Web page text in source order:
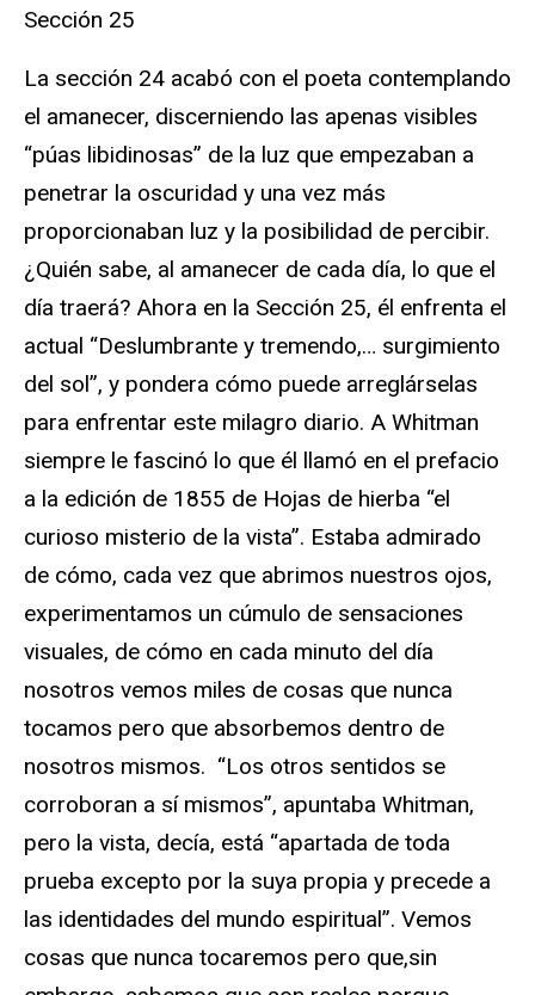
Sección 25
La sección 24 acabó con el poeta contemplando
el amanecer, discerniendo las apenas visibles
“púas libidinosas” de la luz que empezaban a
penetrar la oscuridad y una vez más
proporcionaban luz y la posibilidad de percibir.
¿Quién sabe, al amanecer de cada día, lo que el
día traerá? Ahora en la Sección 25, él enfrenta el
actual “Deslumbrante y tremendo,… surgimiento
del sol”, y pondera cómo puede arreglárselas
para enfrentar este milagro diario. A Whitman
siempre le fascinó lo que él llamó en el prefacio
a la edición de 1855 de Hojas de hierba “el
curioso misterio de la vista”. Estaba admirado
de cómo, cada vez que abrimos nuestros ojos,
experimentamos un cúmulo de sensaciones
visuales, de cómo en cada minuto del día
nosotros vemos miles de cosas que nunca
tocamos pero que absorbemos dentro de
nosotros mismos. “Los otros sentidos se
corroboran a sí mismos”, apuntaba Whitman,
pero la vista, decía, está “apartada de toda
prueba excepto por la suya propia y precede a
las identidades del mundo espiritual”. Vemos
cosas que nunca tocaremos pero que,sin